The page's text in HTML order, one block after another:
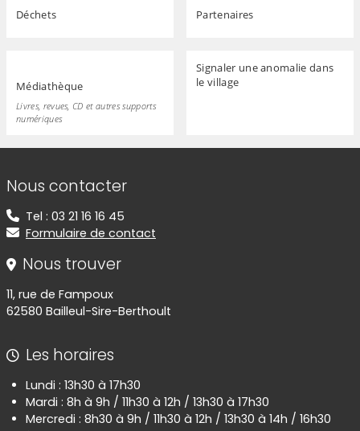
Déchets Partenaires
Médiathèque
Livres, revues, CD et autres supports
numériques
Signaler une anomalie dans
le village
Informations de contact
Nous contacter
Tel : 03 21 16 16 45
Formulaire de contact
Nous trouver
11, rue de Fampoux
62580 Bailleul-Sire-Berthoult
Les horaires
Lundi : 13h30 à 17h30
Mardi : 8h à 9h / 11h30 à 12h / 13h30 à 17h30
Mercredi : 8h30 à 9h / 11h30 à 12h / 13h30 à 14h / 16h30